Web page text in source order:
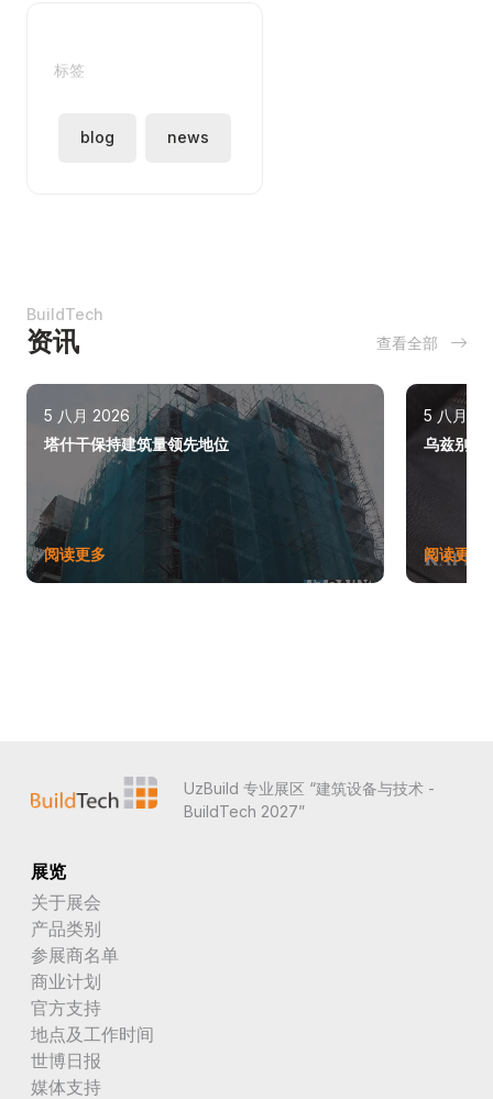
标签
blog news
BuildTech
资讯 查看全部
5 八月 2026
塔什干保持建筑量领先地位
阅读更多
5 八月
乌兹别克
阅读更多
UzBuild 专业展区 “建筑设备与技术 -
BuildTech 2027”
展览
关于展会
产品类别
参展商名单
商业计划
官方支持
地点及工作时间
世博日报
媒体支持